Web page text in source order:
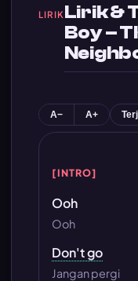
LIRIKLirik &
Boy –
A− A+
[INTRO]
Ooh
Ooh
Don't go
Jangan pergi